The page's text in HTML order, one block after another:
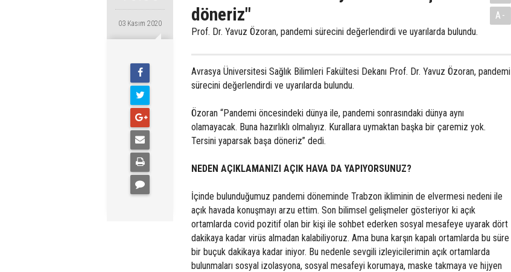
03 Kasım 2020
döneriz"
Prof. Dr. Yavuz Özoran, pandemi sürecini değerlendirdi ve uyarılarda bulundu.
A-
Avrasya Üniversitesi Sağlık Bilimleri Fakültesi Dekanı Prof. Dr. Yavuz Özoran, pandemi
sürecini değerlendirdi ve uyarılarda bulundu.
Özoran “Pandemi öncesindeki dünya ile, pandemi sonrasındaki dünya aynı
olamayacak. Buna hazırlıklı olmalıyız. Kurallara uymaktan başka bir çaremiz yok.
Tersini yaparsak başa döneriz” dedi.
NEDEN AÇIKLAMANIZI AÇIK HAVA DA YAPIYORSUNUZ?
İçinde bulunduğumuz pandemi döneminde Trabzon ikliminin de elvermesi nedeni ile
açık havada konuşmayı arzu ettim. Son bilimsel gelişmeler gösteriyor ki açık
ortamlarda covid pozitif olan bir kişi ile sohbet ederken sosyal mesafeye uyarak dört
dakikaya kadar virüs almadan kalabiliyoruz. Ama buna karşın kapalı ortamlarda bu süre
bir buçuk dakikaya kadar iniyor. Bu nedenle sevgili izleyicilerimin açık ortamlarda
bulunmaları sosyal izolasyona, sosyal mesafeyi korumaya, maske takmaya ve hijyen